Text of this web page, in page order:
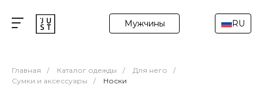
Мужчины RU
Главная / Каталог одежды / Для него
/
Сумки и аксессуары
/ Носки